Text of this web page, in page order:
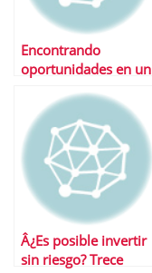
Encontrando
oportunidades en un
Â¿Es posible invertir
sin riesgo? Trece